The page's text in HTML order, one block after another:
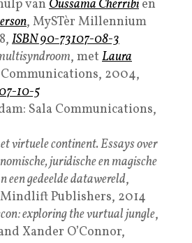
van Oussama Cherribien
, MySTèr Millennium
ISBN 90-73107-08-3
, met Laura
Communications, 2004,
10-5
Sala Communications,
virtuele continent. Essays over
juridische en magische
een gedeelde datawereld,
Publishers, 2014
exploring the vurtual jungle,
Xander O’Connor,